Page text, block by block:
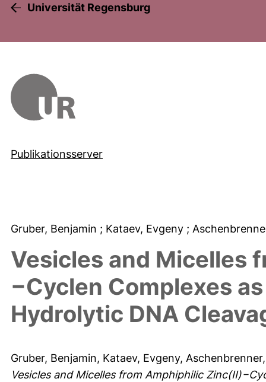
Universität Regensburg
Publikationsserver
Gruber, Benjamin ; Kataev, Evgeny ;
Vesicles and Micelles
−Cyclen Complexes
Hydrolytic DNA
Gruber, Benjamin, Kataev, Evgeny,
Vesicles and Micelles from Amphiphilic